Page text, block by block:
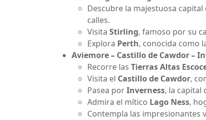
Descubre la majestuosa capital
calles.
Visita Stirling, famoso por su
Explora Perth, conocida como
Aviemore – Castillo de Cawdor –
Recorre las Tierras Altas
Visita el Castillo de Cawdor,
Pasea porInverness, la capital
Admira el mítico Lago Ness,
Contempla las impresionantes